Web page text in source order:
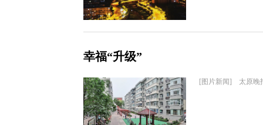
幸福“升级”
[图片新闻] 太原晚